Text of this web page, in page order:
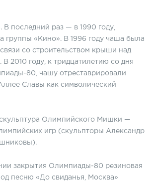
В последний раз — в 1990 году,
группы «Кино». В 1996 году чаша была
со строительством крыши над
2010 году, к тридцатилетию со дня
80, чашу отреставрировали
Славы как символический
скульптура Олимпийского Мишки —
игр (скульпторы Александр
закрытия Олимпиады-80 резиновая
песню «До свиданья, Москва»